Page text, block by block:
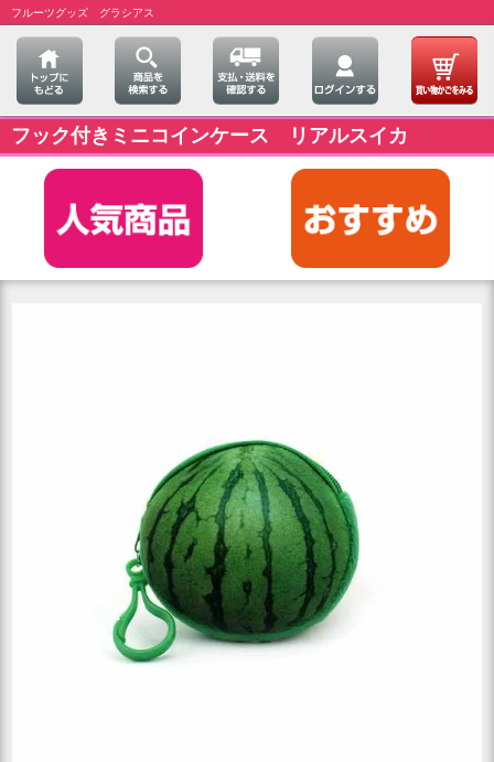
フルーツグッズ グラシアス
フック付きミニコインケース リアルスイカ